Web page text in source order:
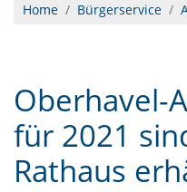
Home Bürgerservice
Oberhavel-
für 2021
Rathaus